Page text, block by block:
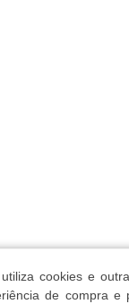
utiliza cookies e
de compra e